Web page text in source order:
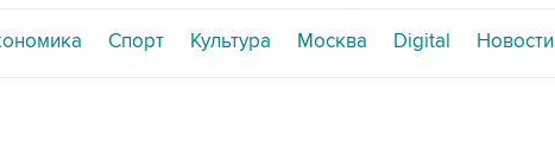
Спорт Культура Москва Digital Новости